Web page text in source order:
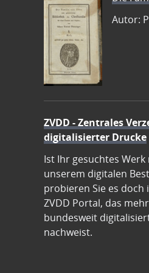
Autor:
ZVDD - Zentrales
digitalisierter Drucke
Ist Ihr gesuchtes
unserem digitalen
probieren Sie es doch
ZVDD Portal, das
bundesweit
nachweist.